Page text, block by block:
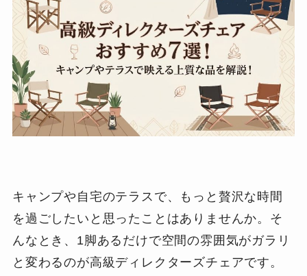
キャンプや自宅のテラスで、もっと贅沢な時間
を過ごしたいと思ったことはありませんか。そ
んなとき、1脚あるだけで空間の雰囲気がガラリ
と変わるのが高級ディレクターズチェアです。